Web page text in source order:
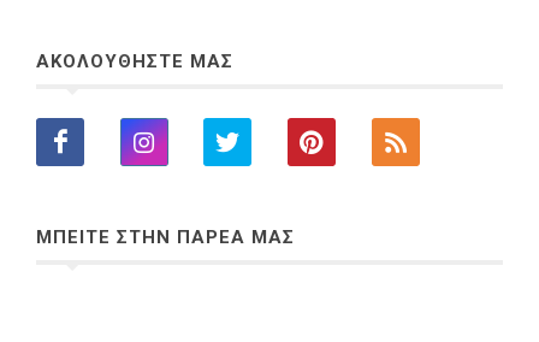
ΑΚΟΛΟΥΘΗΣΤΕ ΜΑΣ
ΜΠΕΙΤΕ ΣΤΗΝ ΠΑΡΕΑ ΜΑΣ